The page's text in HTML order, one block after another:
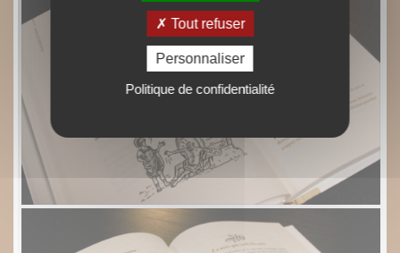
Tout refuser
Personnaliser
Politique de confidentialité